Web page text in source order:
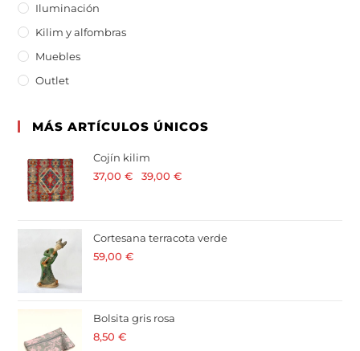
Iluminación
Kilim y alfombras
Muebles
Outlet
MÁS ARTÍCULOS ÚNICOS
Cojín kilim
37,00€ 39,00€
Cortesana terracota verde
59,00€
Bolsita gris rosa
8,50€